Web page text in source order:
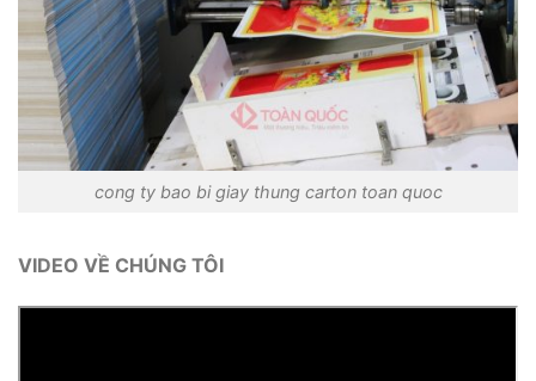
cong ty bao bi giay thung carton toan quoc
VIDEO VỀ CHÚNG TÔI